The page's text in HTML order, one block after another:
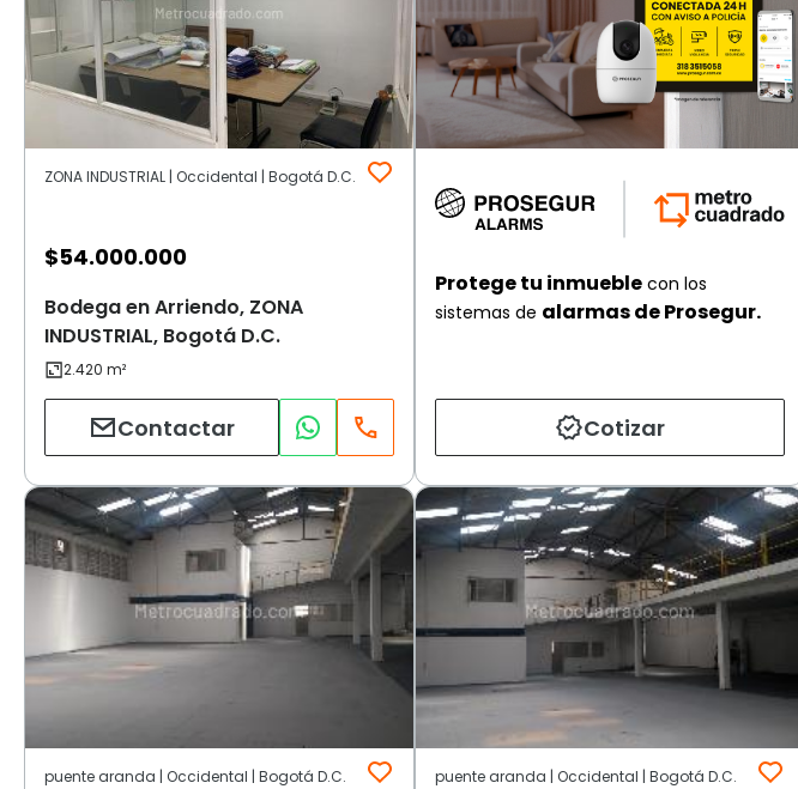
ZONA INDUSTRIAL | Occidental | Bogotá D.C.
$54.000.000
Bodega en Arriendo, ZONA
INDUSTRIAL, Bogotá D.C.
Contactar
Protege tu inmueble con los
sistemas de alarmas de Prosegur.
Cotizar
puente aranda | Occidental | Bogotá D.C. puente aranda | Occidental | Bogotá D.C.